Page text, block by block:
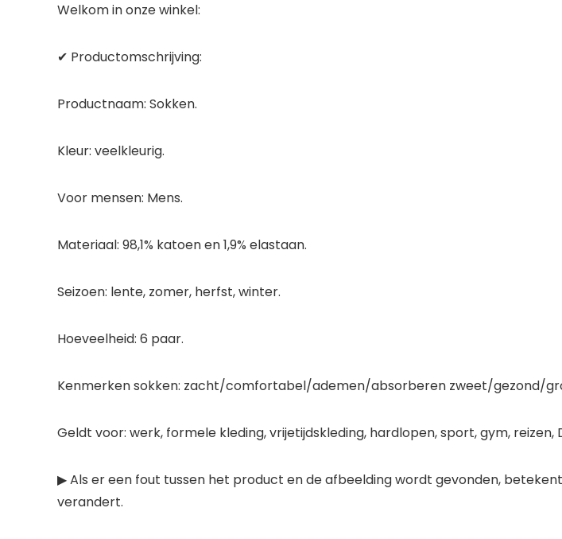
Welkom in onze winkel:
✔ Productomschrijving:
Productnaam: Sokken.
Kleur: veelkleurig.
Voor mensen: Mens.
Materiaal: 98,1% katoen en 1,9% elastaan.
Seizoen: lente, zomer, herfst, winter.
Hoeveelheid: 6 paar.
Kenmerken sokken: zacht/comfortabel/ademen/absorberen zweet/gezond/
Geldt voor: werk, formele kleding, vrijetijdskleding, hardlopen, sport, gym,
▶ Als er een fout tussen het product en de afbeelding wordt gevonden,
verandert.